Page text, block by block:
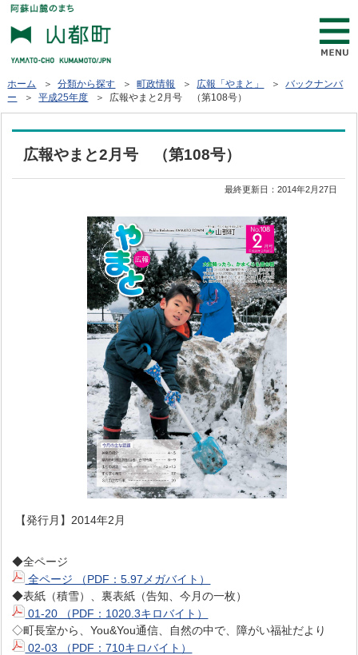
ホーム ＞分類から探す ＞町政情報 ＞ 広報「やまと」 ＞バックナンバ
ー
＞平成25年度 ＞ 広報やまと2月号 （第108号）
広報やまと2月号 （第108号）
最終更新日：2014年2月27日
【発行月】2014年2月
◆全ページ
全ページ （PDF：5.97メガバイト）
◆表紙（積雪）、裏表紙（告知、今月の一枚）
01-20 （PDF：1020.3キロバイト）
◇町長室から、You&You通信、自然の中で、障がい福祉だより
02-03 （PDF：710キロバイト）